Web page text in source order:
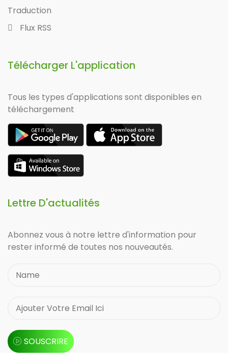
Traduction
Flux RSS
Télécharger L'application
Tous les types d'applications sont disponibles en
téléchargement
Lettre D'actualités
Abonnez vous à notre lettre d'information pour
rester informé de toutes nos nouveautés.
SOUSCRIRE